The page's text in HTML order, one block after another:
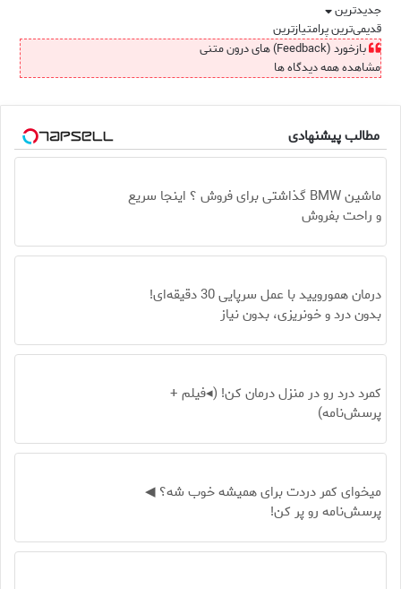
جدیدترین
قدیمی‌ترینپرامتیازترین
بازخورد (Feedback) های درون متنی
مشاهده همه دیدگاه ها
مطالب پیشنهادی
ماشین BMW گذاشتی برای فروش ؟ اینجا سریع
و راحت بفروش
درمان همورویید با عمل سرپایی 30 دقیقه‌ای!
بدون درد و خونریزی، بدون نیاز
کمرد درد رو در منزل درمان کن! (◂فیلم +
پرسش‌نامه)
میخوای کمر دردت برای همیشه خوب شه؟ ◀
پرسش‌نامه رو پر کن!